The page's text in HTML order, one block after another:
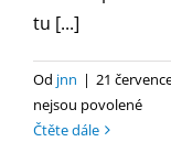
tu [...]
Od jnn | 21
nejsou povolenéu
Čtěte dále